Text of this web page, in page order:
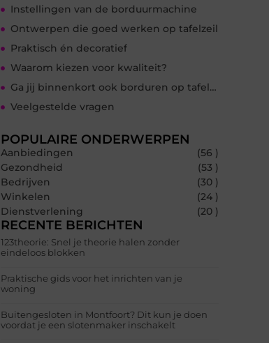
Instellingen van de borduurmachine
Ontwerpen die goed werken op tafelzeil
Praktisch én decoratief
Waarom kiezen voor kwaliteit?
Ga jij binnenkort ook borduren op tafelzeil?
Veelgestelde vragen
POPULAIRE ONDERWERPEN
Aanbiedingen
(56 )
Gezondheid
(53 )
Bedrijven
(30 )
Winkelen
(24 )
Dienstverlening
(20 )
RECENTE BERICHTEN
123theorie: Snel je theorie halen zonder
eindeloos blokken
Praktische gids voor het inrichten van je
woning
Buitengesloten in Montfoort? Dit kun je doen
voordat je een slotenmaker inschakelt